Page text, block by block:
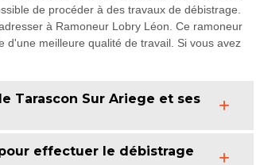
de procéder à des travaux de débistrage.
à Ramoneur Lobry Léon. Ce ramoneur
d'une meilleure qualité de travail. Si vous avez
Tarascon Sur Ariege et ses
effectuer le débistrage